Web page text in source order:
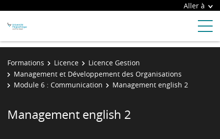
Aller à
Formations Licence
Licence Gestion
Management et Développement des Organisations
Module 6 : Communication
Management english 2
Management english 2